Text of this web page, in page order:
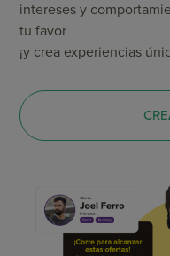
intereses y
tu favor
¡y crea experiencias